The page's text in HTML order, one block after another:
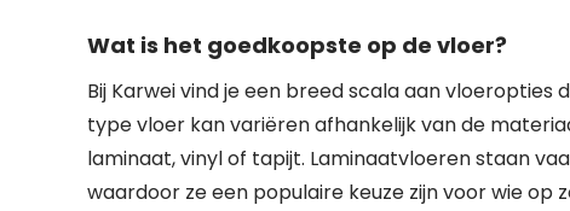
Wat is het goedkoopste op de vloer?
Bij Karwei vind je een breed scala aan
type vloer kan variëren afhankelijk van de
laminaat, vinyl of tapijt. Laminaatvloeren staan
waardoor ze een populaire keuze zijn voor wie op